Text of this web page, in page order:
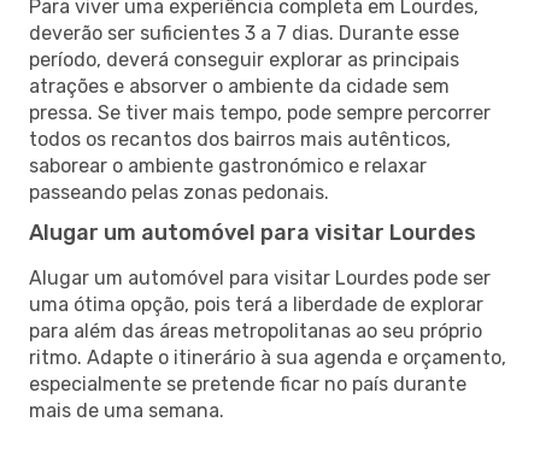
Para viver uma experiência completa em Lourdes,
deverão ser suficientes 3 a 7 dias. Durante esse
período, deverá conseguir explorar as principais
atrações e absorver o ambiente da cidade sem
pressa. Se tiver mais tempo, pode sempre percorrer
todos os recantos dos bairros mais autênticos,
saborear o ambiente gastronómico e relaxar
passeando pelas zonas pedonais.
Alugar um automóvel para visitar Lourdes
Alugar um automóvel para visitar Lourdes pode ser
uma ótima opção, pois terá a liberdade de explorar
para além das áreas metropolitanas ao seu próprio
ritmo. Adapte o itinerário à sua agenda e orçamento,
especialmente se pretende ficar no país durante
mais de uma semana.